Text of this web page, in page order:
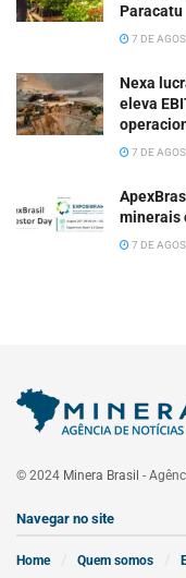
Paracatu
7 DE
Nexa
eleva
7 DE
minerais
7 DE
© 2024 Minera Brasil -
Navegar no site
Home Quem somos